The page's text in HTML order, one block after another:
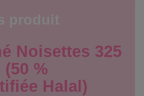
Noisettes 325
%
Halal)